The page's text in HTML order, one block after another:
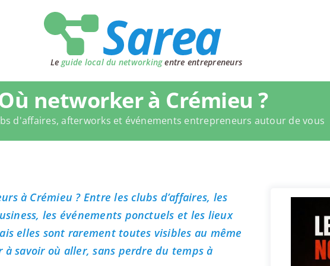
Le guide local du networkingentre entrepreneurs
networker à Crémieu ?
d'affaires, afterworks et événements entrepreneurs autour de vous
à Crémieu ? Entre les clubs d’affaires, les
les événements ponctuels et les lieux
elles sont rarement toutes visibles au même
savoir où aller, sans perdre du temps à